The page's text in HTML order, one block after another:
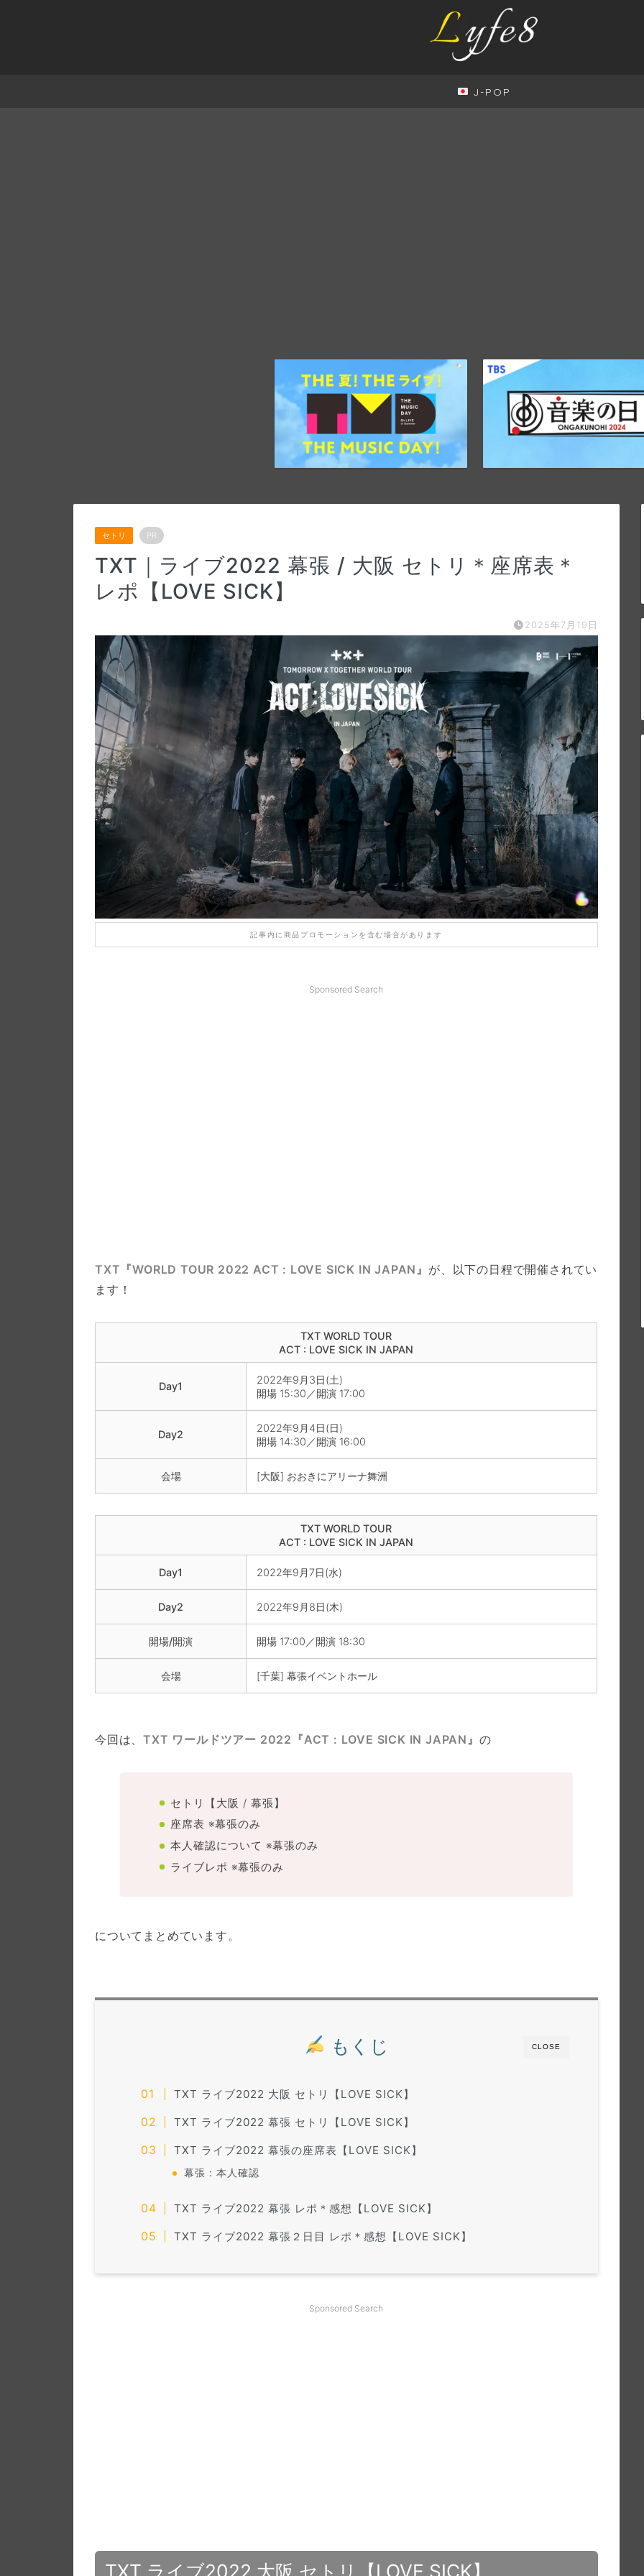
J-POP
セトリ PR
TXT｜ライブ2022 幕張 / 大阪 セトリ＊座席表＊
レポ【LOVE SICK】
2025年7月19日
記事内に商品プロモーションを含む場合があります
Sponsored Search
TXT『WORLD TOUR 2022 ACT : LOVE SICK IN JAPAN』 が、以下の日程で開催されてい
ます！
TXT WORLD TOUR
ACT : LOVE SICK IN JAPAN
Day1
2022年9月3日(土)
開場 15:30／開演 17:00
Day2
2022年9月4日(日)
開場 14:30／開演 16:00
会場 [大阪] おおきにアリーナ舞洲
TXT WORLD TOUR
ACT : LOVE SICK IN JAPAN
Day1 2022年9月7日(水)
Day2 2022年9月8日(木)
開場/開演 開場 17:00／開演 18:30
会場 [千葉] 幕張イベントホール
今回は、TXT ワールドツアー 2022『ACT : LOVE SICK IN JAPAN』 の
セトリ【大阪 / 幕張】
座席表 ※幕張のみ
本人確認について ※幕張のみ
ライブレポ ※幕張のみ
についてまとめています。
CLOSE
もくじ
TXT ライブ2022 大阪 セトリ【LOVE SICK】
TXT ライブ2022 幕張 セトリ【LOVE SICK】
TXT ライブ2022 幕張の座席表【LOVE SICK】
幕張：本人確認
TXT ライブ2022 幕張 レポ＊感想【LOVE SICK】
TXT ライブ2022 幕張２日目 レポ＊感想【LOVE SICK】
Sponsored Search
TXT ライブ2022 大阪 セトリ【LOVE SICK】